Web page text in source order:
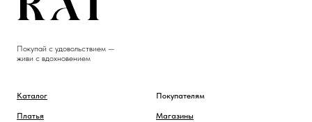
Покупай с удовольствием —
живи с вдохновением
Каталог
Платья
Покупателям
Магазины